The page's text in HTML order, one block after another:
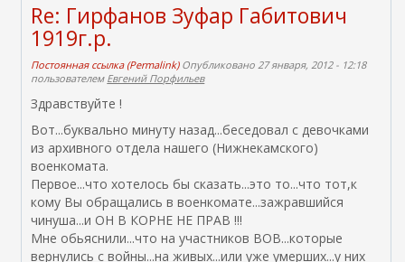
Re: Гирфанов Зуфар Габитович
1919г.р.
Постоянная ссылка (Permalink)Опубликовано 27 января, 2012 - 12:18
пользователем Евгений Порфильев
Здравствуйте !
Вот...буквально минуту назад...беседовал с девочками
из архивного отдела нашего (Нижнекамского)
военкомата.
Первое...что хотелось бы сказать...это то...что тот,к
кому Вы обращались в военкомате...зажравшийся
чинуша...и ОН В КОРНЕ НЕ ПРАВ !!!
Мне обьяснили...что на участников ВОВ...которые
вернулись с войны...на живых...или уже умерших...у них